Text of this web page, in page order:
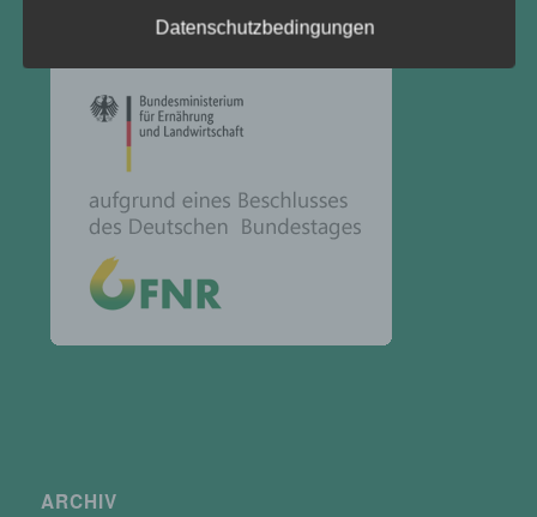
ARCHIV
wird eine natürliche Person angesehen, die direkt
oder indirekt, insbesondere mittels Zuordnung zu
einer Kennung wie einem Namen, zu einer
Kennnummer, zu Standortdaten, zu einer Online-
Kennung oder zu einem oder mehreren
besonderen Merkmalen, die Ausdruck der
psychischen, wirtschaftlichen, kulturellen oder
sozialen Identität dieser natürlichen Person sind,
identifiziert werden kann.
werden.
Datenschutzbedingungen